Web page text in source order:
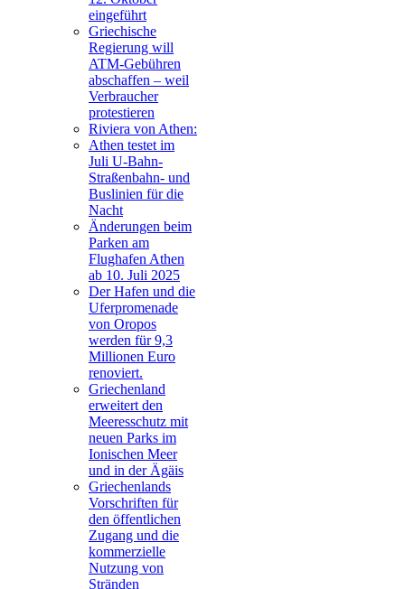
eingeführt
Griechische
Regierung will
ATM-Gebühren
abschaffen – weil
Verbraucher
protestieren
Riviera von Athen:
Athen testet im
Juli U-Bahn-
Straßenbahn- und
Buslinien für die
Nacht
Änderungen beim
Parken am
Flughafen Athen
ab 10. Juli 2025
Der Hafen und die
Uferpromenade
von Oropos
werden für 9,3
Millionen Euro
renoviert.
Griechenland
erweitert den
Meeresschutz mit
neuen Parks im
Ionischen Meer
und in der Ägäis
Griechenlands
Vorschriften für
den öffentlichen
Zugang und die
kommerzielle
Nutzung von
Stränden